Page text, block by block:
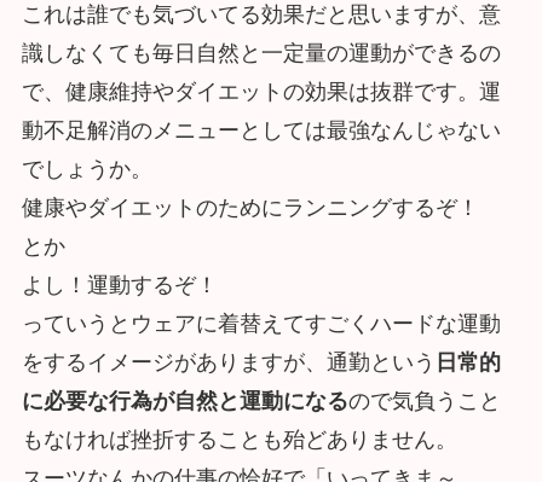
これは誰でも気づいてる効果だと思いますが、意
識しなくても毎日自然と一定量の運動ができるの
で、健康維持やダイエットの効果は抜群です。運
動不足解消のメニューとしては最強なんじゃない
でしょうか。
健康やダイエットのためにランニングするぞ！
とか
よし！運動するぞ！
っていうとウェアに着替えてすごくハードな運動
をするイメージがありますが、通勤という 日常的
に必要な行為が自然と運動になるので気負うこと
もなければ挫折することも殆どありません。